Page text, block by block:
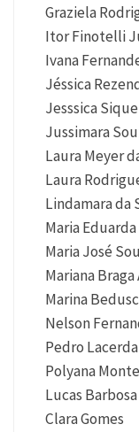
Graziela
Itor Finotelli
Ivana
Jéssica
Jesssica
Jussimara
Laura Meyer
Laura
Lindamara da
Maria
Maria José
Mariana
Marina
Nelson
Pedro Lacerda
Polyana
Lucas Barbosa
Clara Gomes